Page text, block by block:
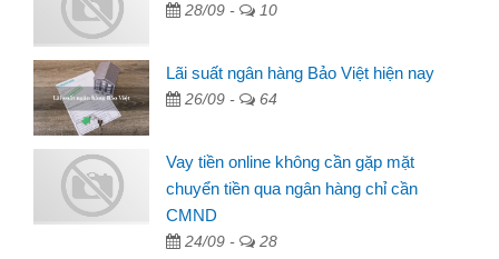
28/09 - 10
Lãi suất ngân hàng Bảo Việt hiện nay
26/09 - 64
Vay tiền online không cần gặp mặt
chuyển tiền qua ngân hàng chỉ cần
CMND
24/09 - 28